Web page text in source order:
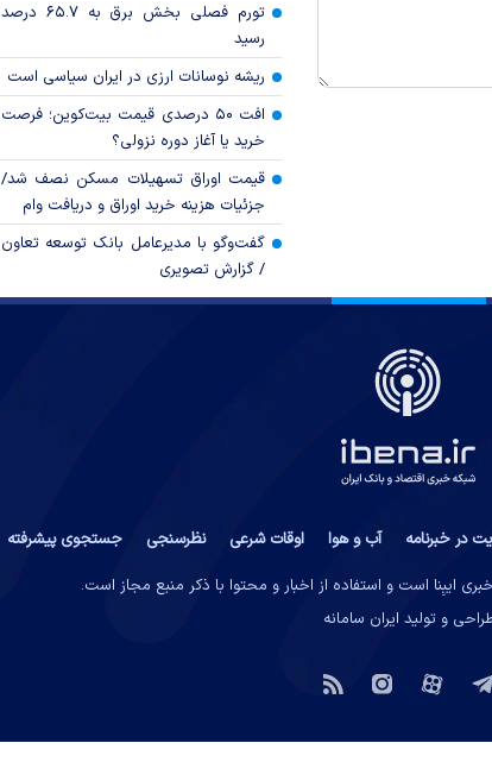
تورم فصلی بخش برق به ۶۵.۷ درصد
رسید
ریشه نوسانات ارزی در ایران سیاسی است
افت ۵۰ درصدی قیمت بیت‌کوین؛ فرصت
خرید یا آغاز دوره نزولی؟
قیمت اوراق تسهیلات مسکن نصف شد/
جزئیات هزینه خرید اوراق و دریافت وام
گفت‌وگو با مدیرعامل بانک توسعه تعاون
/ گزارش تصویری
در خبرنامه آب و هوا اوقات شرعی نظرسنجی
جستجوی پیشرفته
ایبِنا است و استفاده از اخبار و محتوا با ذکر منبع مجاز است.
و تولید ایران سامانه